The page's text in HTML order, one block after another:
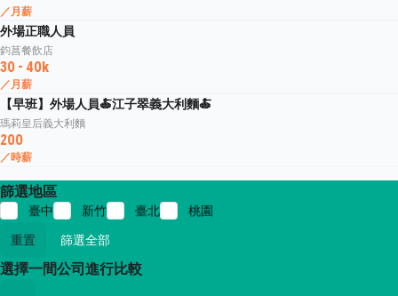
／月薪
外場正職人員
鈞菖餐飲店
30 - 40k
／月薪
【早班】外場人員🍝江子翠義大利麵🍝
瑪莉皇后義大利麵
200
／時薪
篩選地區
臺中 新竹 臺北
桃園
重置
篩選全部
選擇一間公司進行比較